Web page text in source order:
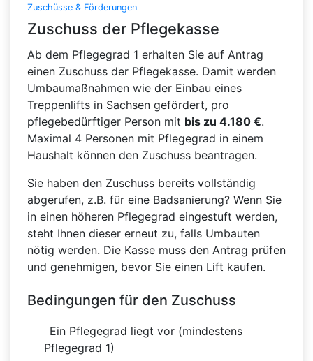
Zuschüsse & Förderungen
Zuschuss der Pflegekasse
Ab dem Pflegegrad 1 erhalten Sie auf Antrag
einen Zuschuss der Pflegekasse. Damit werden
Umbaumaßnahmen wie der Einbau eines
Treppenlifts in Sachsen gefördert, pro
pflegebedürftiger Person mit bis zu 4.180 €.
Maximal 4 Personen mit Pflegegrad in einem
Haushalt können den Zuschuss beantragen.
Sie haben den Zuschuss bereits vollständig
abgerufen, z.B. für eine Badsanierung? Wenn Sie
in einen höheren Pflegegrad eingestuft werden,
steht Ihnen dieser erneut zu, falls Umbauten
nötig werden. Die Kasse muss den Antrag prüfen
und genehmigen, bevor Sie einen Lift kaufen.
Bedingungen für den Zuschuss
Ein Pflegegrad liegt vor (mindestens
Pflegegrad 1)